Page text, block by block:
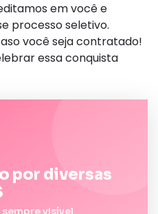
em você e
processo seletivo.
você seja contratado!
essa conquista
por diversas
visível